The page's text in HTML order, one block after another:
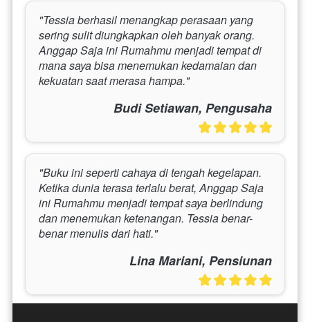
"Tessia berhasil menangkap perasaan yang
sering sulit diungkapkan oleh banyak orang.
Anggap Saja ini Rumahmu menjadi tempat di
mana saya bisa menemukan kedamaian dan
kekuatan saat merasa hampa."
Budi Setiawan, Pengusaha
"Buku ini seperti cahaya di tengah kegelapan.
Ketika dunia terasa terlalu berat, Anggap Saja
ini Rumahmu menjadi tempat saya berlindung
dan menemukan ketenangan. Tessia benar-
benar menulis dari hati."
Lina Mariani, Pensiunan